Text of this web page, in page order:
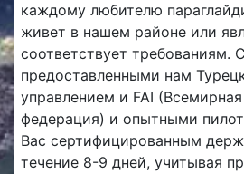
каждому любителю
живет в нашем районе или
соответствует требованиям.
предоставленными нам
управлением и FAI
федерация) и опытными
Вас сертифицированным
течение 8-9 дней, учитывая